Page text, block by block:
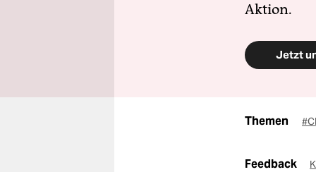
Aktion.
Jetzt
Themen
Feedback